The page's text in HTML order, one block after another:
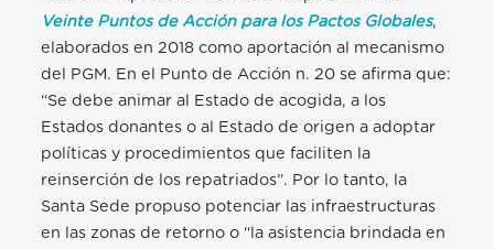
Veinte Puntos de Acción para los Pactos Globales,
elaborados en 2018 como aportación al mecanismo
del PGM. En el Punto de Acción n. 20 se afirma que:
“Se debe animar al Estado de acogida, a los
Estados donantes o al Estado de origen a adoptar
políticas y procedimientos que faciliten la
reinserción de los repatriados”. Por lo tanto, la
Santa Sede propuso potenciar las infraestructuras
en las zonas de retorno o “la asistencia brindada en